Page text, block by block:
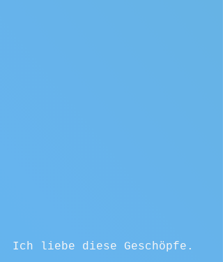
Ich liebe diese Geschöpfe.